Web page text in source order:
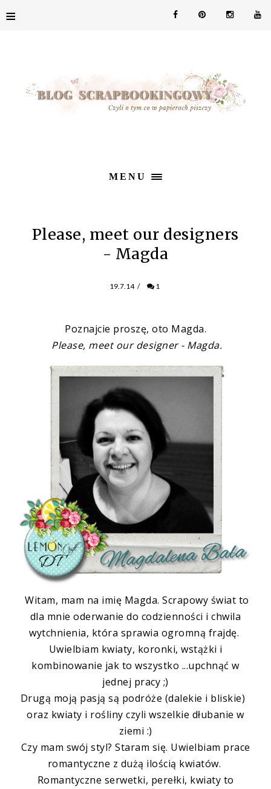
≡
MENU
Please, meet our designers
- Magda
19.7.14 / 1
Poznajcie proszę, oto Magda.
Please, meet our designer - Magda.
Witam, mam na imię Magda. Scrapowy świat to
dla mnie oderwanie do codzienności i chwila
wytchnienia, która sprawia ogromną frajdę.
Uwielbiam kwiaty, koronki, wstążki i
kombinowanie jak to wszystko ...upchnąć w
jednej pracy ;)
Drugą moją pasją są podróże (dalekie i bliskie)
oraz kwiaty i rośliny czyli wszelkie dłubanie w
ziemi :)
Czy mam swój styl? Staram się. Uwielbiam prace
romantyczne z dużą ilością kwiatów.
Romantyczne serwetki, perełki, kwiaty to